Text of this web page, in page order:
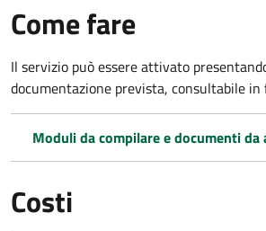
Come fare
Il servizio può essere attivato
documentazione prevista, consultabile in
Moduli da compilare e documenti da
Costi